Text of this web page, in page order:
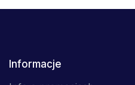
Informacje